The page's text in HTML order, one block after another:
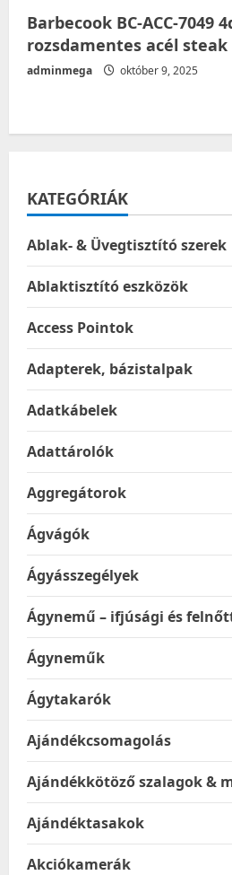
Barbecook BC-ACC-7049
rozsdamentes acél
adminmega október 9, 2025
KATEGÓRIÁK
Ablak- & Üvegtisztító szerek
Ablaktisztító eszközök
Access Pointok
Adapterek, bázistalpak
Adatkábelek
Adattárolók
Aggregátorok
Ágvágók
Ágyásszegélyek
Ágynemű – ifjúsági és
Ágyneműk
Ágytakarók
Ajándékcsomagolás
Ajándékkötöző szalagok &
Ajándéktasakok
Akciókamerák